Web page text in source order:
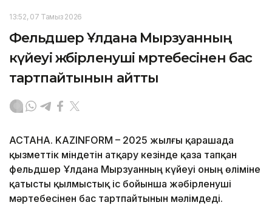
13:52, 07 Тамыз 2026
Фельдшер Ұлдана Мырзуанның
күйеуі жәбірленуші мәртебесінен бас
тартпайтынын айтты
АСТАНА. KAZINFORM – 2025 жылғы қарашада
қызметтік міндетін атқару кезінде қаза тапқан
фельдшер Ұлдана Мырзуанның күйеуі оның өліміне
қатысты қылмыстық іс бойынша жәбірленуші
мәртебесінен бас тартпайтынын мәлімдеді.